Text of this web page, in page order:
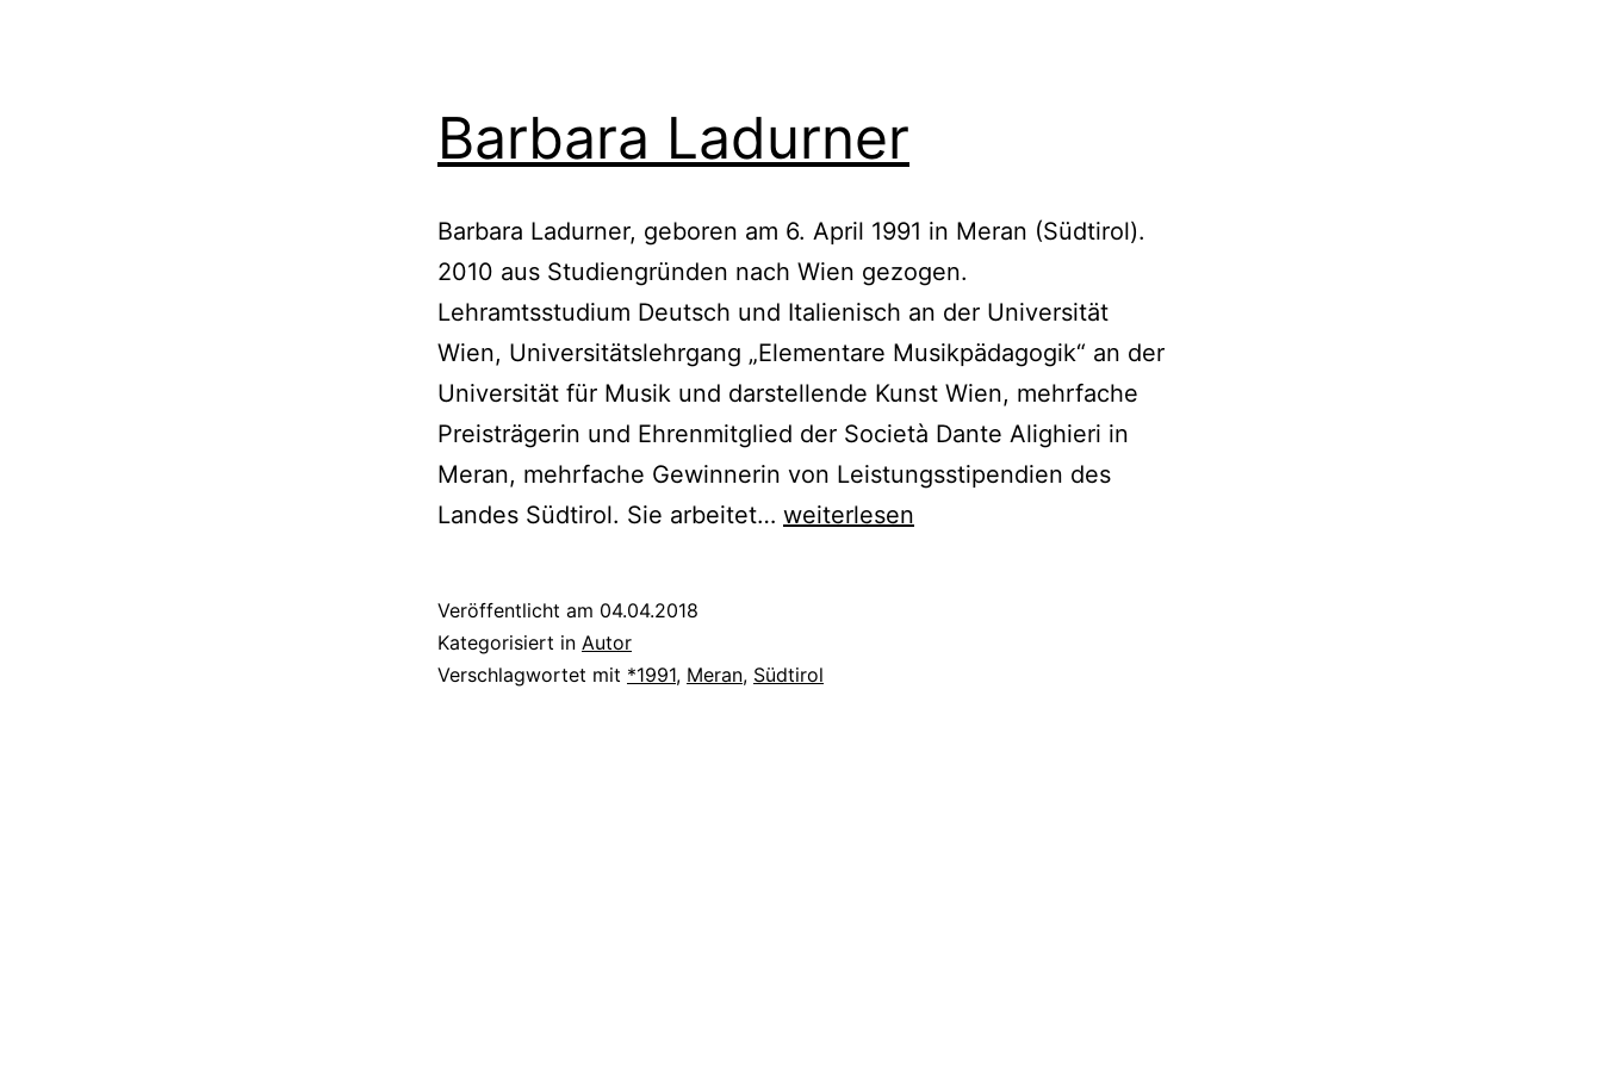
Barbara Ladurner
Barbara Ladurner, geboren am 6. April 1991 in Meran (Südtirol).
2010 aus Studiengründen nach Wien gezogen.
Lehramtsstudium Deutsch und Italienisch an der Universität
Wien, Universitätslehrgang „Elementare Musikpädagogik“ an der
Universität für Musik und darstellende Kunst Wien, mehrfache
Preisträgerin und Ehrenmitglied der Società Dante Alighieri in
Meran, mehrfache Gewinnerin von Leistungsstipendien des
Landes Südtirol. Sie arbeitet… Barbara
weiterlesen
Veröffentlicht am 04.04.2018
Kategorisiert in Autor
Verschlagwortet mit *1991, Meran, Südtirol